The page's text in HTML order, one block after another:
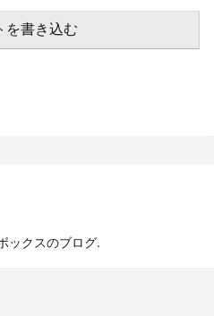
を書き込む
ックスのブログ.